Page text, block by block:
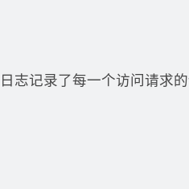
日志记录了每一个访问请求